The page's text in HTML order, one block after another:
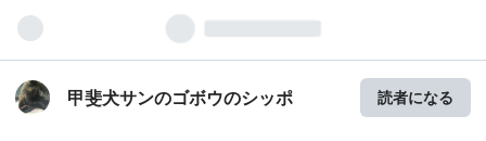
甲斐犬サンのゴボウのシッポ 読者になる